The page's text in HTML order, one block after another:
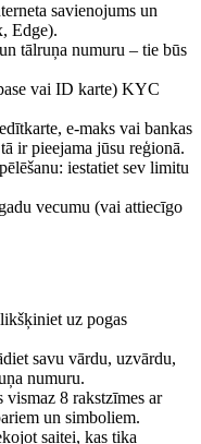
savienojums un
Edge).
tālruņa numuru – tie būs
vai ID karte) KYC
e-maks vai bankas
ir pieejama jūsu reģionā.
iestatiet sev limitu
vecumu (vai attiecīgo
uz pogas
savu vārdu, uzvārdu,
numuru.
8 rakstzīmes ar
un simboliem.
saitei, kas tika